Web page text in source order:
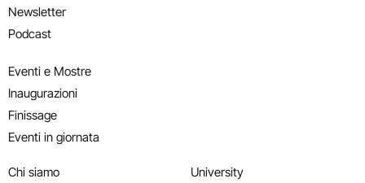
Newsletter
Podcast
Eventi e Mostre
Inaugurazioni
Finissage
Eventi in giornata
Chi siamo
University